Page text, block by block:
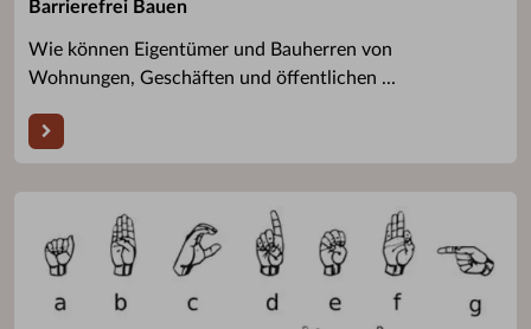
Barrierefrei Bauen
Wie können Eigentümer und Bauherren von
Wohnungen, Geschäften und öffentlichen ...